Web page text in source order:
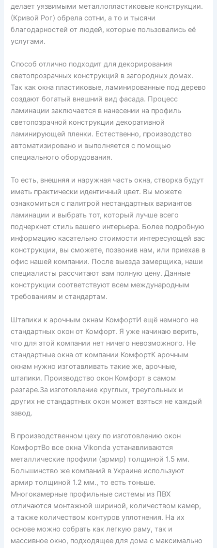
делает уязвимыми металлопластиковые конструкции.
(Кривой Рог) обрела сотни, а то и тысячи
благодарностей от людей, которые пользовались её
услугами.
Способ отлично подходит для декорирования
светопрозрачных конструкций в загородных домах.
Так как окна пластиковые, ламинированные под дерево
создают богатый внешний вид фасада. Процесс
ламинации заключается в нанесении на профиль
светопозрачной конструкции декоративной
ламинирующей пленки. Естественно, производство
автоматизировано и выполняется с помощью
специального оборудования.
То есть, внешняя и наружная часть окна, створка будут
иметь практически идентичный цвет. Вы можете
ознакомиться с палитрой нестандартных вариантов
ламинации и выбрать тот, который лучше всего
подчеркнет стиль вашего интерьера. Более подробную
информацию касательно стоимости интересующей вас
конструкции, вы сможете, позвонив нам, или приехав в
офис нашей компании. После выезда замерщика, наши
специалисты рассчитают вам полную цену. Данные
конструкции соответствуют всем международным
требованиям и стандартам.
Штапики к арочным окнам КомфортИ ещё немного не
стандартных окон от Комфорт. Я уже начинаю верить,
что для этой компании нет ничего невозможного. Не
стандартные окна от компании КомфортК арочным
окнам нужно изготавливать такие же, арочные,
штапики. Производство окон Комфорт в самом
разгаре.За изготовление круглых, треугольных и
других не стандартных окон может взяться не каждый
завод.
В производственном цеху по изготовлению окон
КомфортВо все окна Vikonda устанавливаются
металлические профили (армир) толщиной 1.5 мм.
Большинство же компаний в Украине используют
армир толщиной 1.2 мм., то есть тоньше.
Многокамерные профильные системы из ПВХ
отличаются монтажной шириной, количеством камер,
а также количеством контуров уплотнения. На их
основе можно собрать как легкую раму, так и
массивное окно, подходящее для дома с максимально